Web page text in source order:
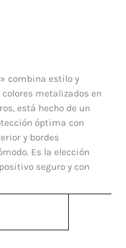
combina estilo y
metalizados en
está hecho de un
óptima con
y bordes
Es la elección
seguro y con